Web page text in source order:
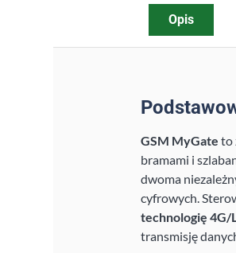
Opis
GSM MyGate to
bramami i
dwoma
cyfrowych.
technologię 4G/
transmisję